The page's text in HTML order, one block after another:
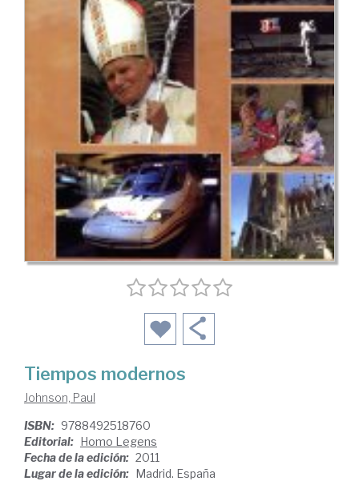
Tiempos modernos
Johnson, Paul
ISBN: 9788492518760
Editorial: Homo Legens
Fecha de la edición: 2011
Lugar de la edición: Madrid. España